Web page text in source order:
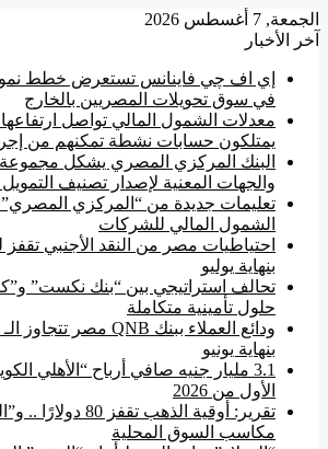
الجمعة, 7 أغسطس 2026
آخر الأخبار
إي اف چي فاينانس تستعرض خطط نمو
في سوق تحويلات المصريين بالخارج
يمتلكون حسابات نشطة تمكنهم من
البنك المركزي المصري يشكل
والجهات المعنية لإصدار تصنيف التمويل
تعليمات جديدة من “المركزي
الشمول المالي للشركات
بنهاية يوليو
تحالف استراتيجي بين “بنك نكست”
حلول تأمينية متكاملة
بنهاية يونيو
3.1 مليار جنيه صافي أرباح “الأهلي
الأول من 2026
تقرير: أوقية الذهب تقفز
مكاسب السوق المحلية